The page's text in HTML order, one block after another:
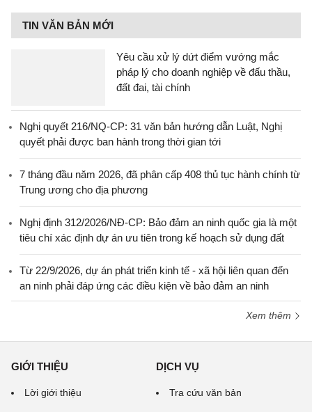
TIN VĂN BẢN MỚI
Yêu cầu xử lý dứt điểm vướng mắc
pháp lý cho doanh nghiệp về đấu thầu,
đất đai, tài chính
Nghị quyết 216/NQ-CP: 31 văn bản hướng dẫn Luật, Nghị
quyết phải được ban hành trong thời gian tới
7 tháng đầu năm 2026, đã phân cấp 408 thủ tục hành chính từ
Trung ương cho địa phương
Nghị định 312/2026/NĐ-CP: Bảo đảm an ninh quốc gia là một
tiêu chí xác định dự án ưu tiên trong kế hoạch sử dụng đất
Từ 22/9/2026, dự án phát triển kinh tế - xã hội liên quan đến
an ninh phải đáp ứng các điều kiện về bảo đảm an ninh
Xem thêm
GIỚI THIỆU
Lời giới thiệu
DỊCH VỤ
Tra cứu văn bản